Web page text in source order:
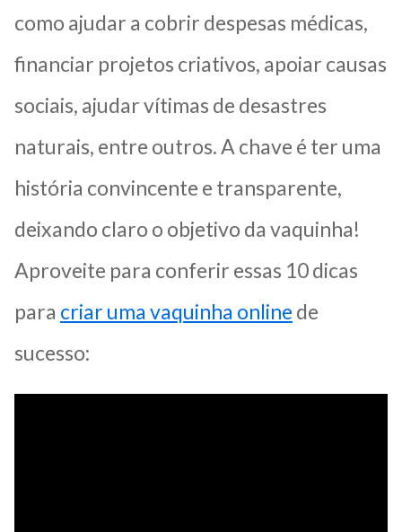
como ajudar a cobrir despesas médicas,
financiar projetos criativos, apoiar causas
sociais, ajudar vítimas de desastres
naturais, entre outros. A chave é ter uma
história convincente e transparente,
deixando claro o objetivo da vaquinha!
Aproveite para conferir essas 10 dicas
para criar uma vaquinha online de
sucesso: